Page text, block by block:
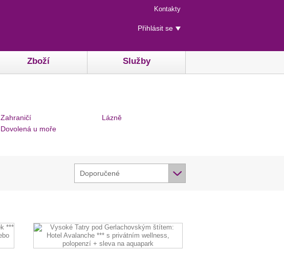
Menu
rychlého
přístupu
Kontakty
Uživatelské
menu
Přihlásit se
Zboží Služby
Zahraničí
Dovolená u moře
Lázně
Doporučené